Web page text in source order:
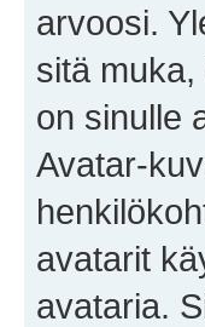
arvoosi.
sitä
on sinulle
Avatar-
avatarit
avataria.